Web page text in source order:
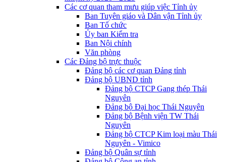
Các cơ quan tham mưu giúp việc Tỉnh ủy
Ban Tuyên giáo và Dân vận Tỉnh ủy
Ban Tổ chức
Ủy ban Kiểm tra
Ban Nội chính
Văn phòng
Các Đảng bộ trực thuộc
Đảng bộ các cơ quan Đảng tỉnh
Đảng bộ UBND tỉnh
Đảng bộ CTCP Gang thép Thái
Nguyên
Đảng bộ Đại học Thái Nguyên
Đảng bộ Bệnh viện TW Thái
Nguyên
Đảng bộ CTCP Kim loại màu Thái
Nguyên - Vimico
Đảng bộ Quân sự tỉnh